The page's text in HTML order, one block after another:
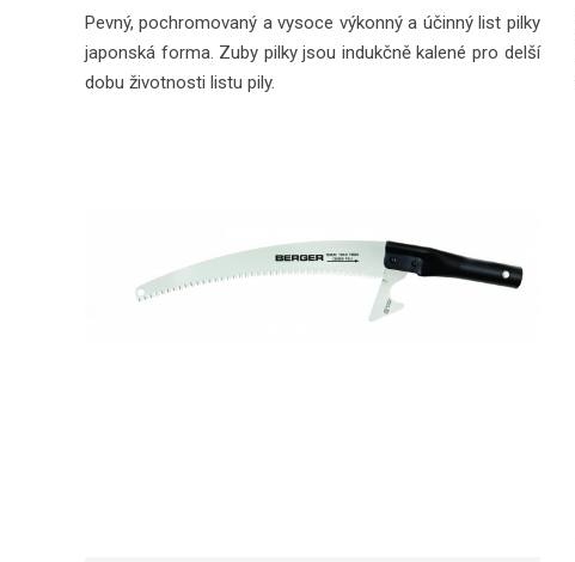
Pevný, pochromovaný a vysoce výkonný a účinný list pilky
japonská forma. Zuby pilky jsou indukčně kalené pro delší
dobu životnosti listu pily.